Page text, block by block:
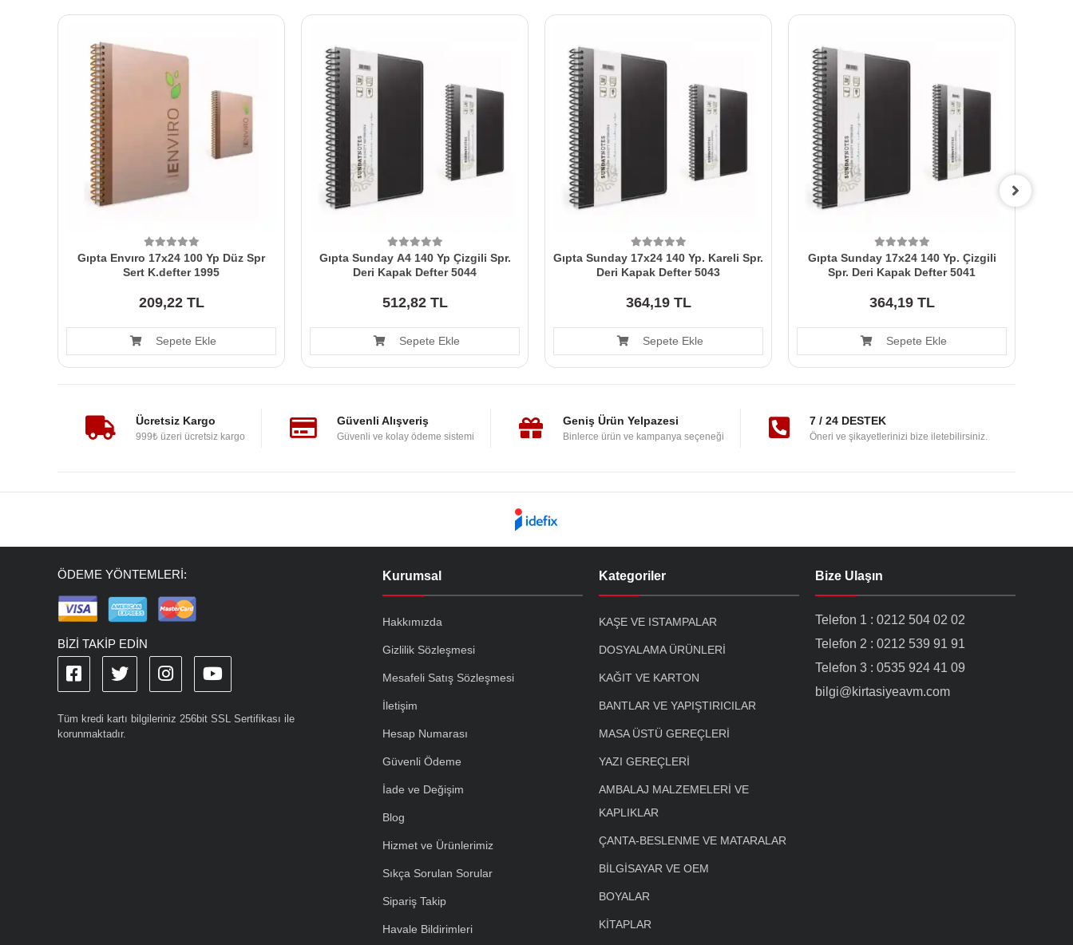
Gıpta Envıro 17x24 100 Yp Düz Spr
Sert K.defter 1995
209,22 TL
Sepete Ekle
Gıpta Sunday A4 140 Yp Çizgili Spr.
Deri Kapak Defter 5044
512,82 TL
Sepete Ekle
Gıpta Sunday 17x24 140 Yp. Kareli Spr.
Deri Kapak Defter 5043
364,19 TL
Sepete Ekle
Gıpta Sunday 17x24 140 Yp. Çizgili
Spr. Deri Kapak Defter 5041
364,19 TL
Sepete Ekle
Ücretsiz Kargo
999₺ üzeri ücretsiz kargo
Güvenli Alışveriş
Güvenli ve kolay ödeme sistemi
Geniş Ürün Yelpazesi
Binlerce ürün ve kampanya seçeneği
7 / 24 DESTEK
Öneri ve şikayetlerinizi bize iletebilirsiniz.
ÖDEME YÖNTEMLERİ:
BİZİ TAKİP EDİN
Tüm kredi kartı bilgileriniz 256bit SSL Sertifikası ile
korunmaktadır.
Kurumsal
Hakkımızda
Gizlilik Sözleşmesi
Mesafeli Satış Sözleşmesi
İletişim
Hesap Numarası
Güvenli Ödeme
İade ve Değişim
Blog
Hizmet ve Ürünlerimiz
Sıkça Sorulan Sorular
Sipariş Takip
Havale Bildirimleri
Kategoriler
KAŞE VE ISTAMPALAR
DOSYALAMA ÜRÜNLERİ
KAĞIT VE KARTON
BANTLAR VE YAPIŞTIRICILAR
MASA ÜSTÜ GEREÇLERİ
YAZI GEREÇLERİ
AMBALAJ MALZEMELERİ VE
KAPLIKLAR
ÇANTA-BESLENME VE MATARALAR
BİLGİSAYAR VE OEM
BOYALAR
KİTAPLAR
Bize Ulaşın
Telefon 1 : 0212 504 02 02
Telefon 2 : 0212 539 91 91
Telefon 3 : 0535 924 41 09
bilgi@kirtasiyeavm.com